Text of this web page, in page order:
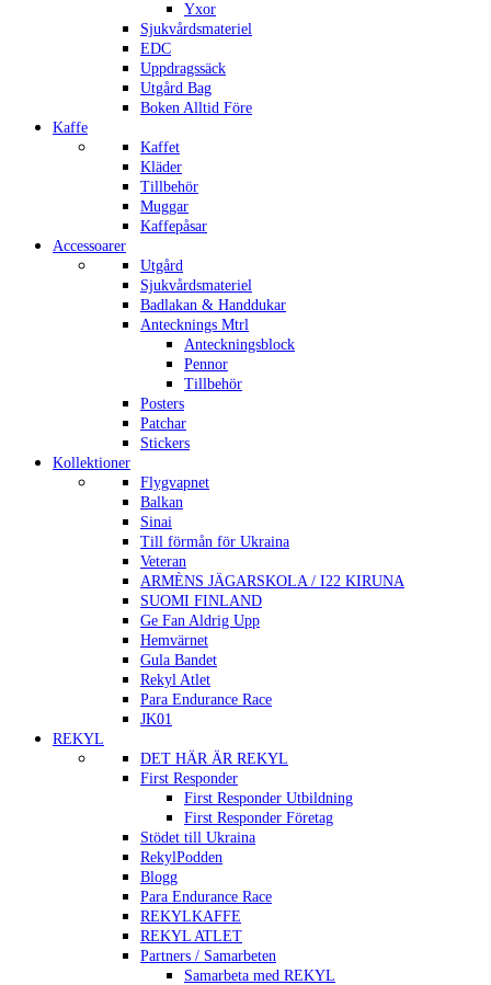
Yxor
Sjukvårdsmateriel
EDC
Uppdragssäck
Utgård Bag
Boken Alltid Före
Kaffe
Kaffet
Kläder
Tillbehör
Muggar
Kaffepåsar
Accessoarer
Utgård
Sjukvårdsmateriel
Badlakan & Handdukar
Antecknings Mtrl
Anteckningsblock
Pennor
Tillbehör
Posters
Patchar
Stickers
Kollektioner
Flygvapnet
Balkan
Sinai
Till förmån för Ukraina
Veteran
ARMÈNS JÄGARSKOLA / I22 KIRUNA
SUOMI FINLAND
Ge Fan Aldrig Upp
Hemvärnet
Gula Bandet
Rekyl Atlet
Para Endurance Race
JK01
REKYL
DET HÄR ÄR REKYL
First Responder
First Responder Utbildning
First Responder Företag
Stödet till Ukraina
RekylPodden
Blogg
Para Endurance Race
REKYLKAFFE
REKYL ATLET
Partners / Samarbeten
Samarbeta med REKYL